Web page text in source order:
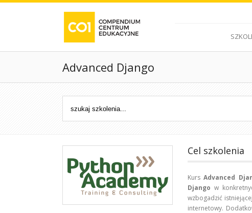
Advanced Django
Cel szkolenia
KursAdvanced
Django w
wzbogadzić
internetowy.